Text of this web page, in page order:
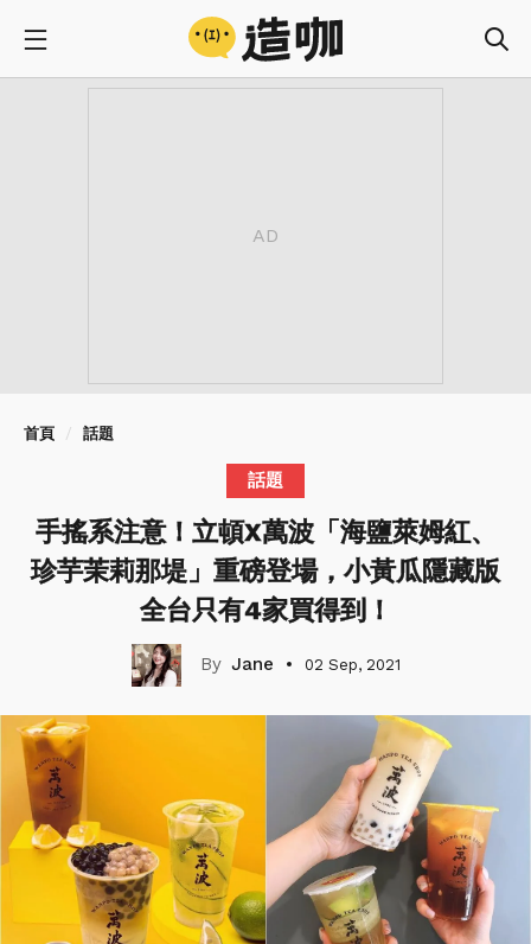
首頁 話題
話題
手搖系注意！立頓X萬波「海鹽萊姆紅、
珍芋茉莉那堤」重磅登場，小黃瓜隱藏版
全台只有4家買得到！
Jane 02 Sep, 2021